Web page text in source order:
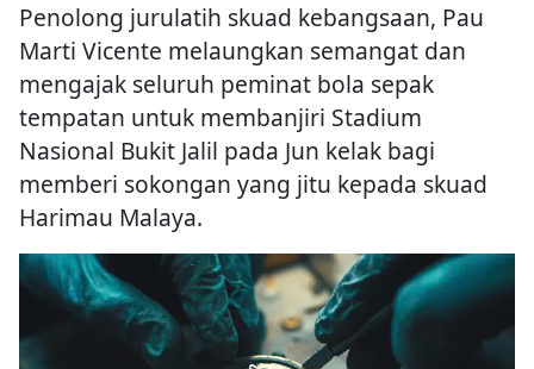
Penolong jurulatih skuad kebangsaan, Pau
Marti Vicente melaungkan semangat dan
mengajak seluruh peminat bola sepak
tempatan untuk membanjiri Stadium
Nasional Bukit Jalil pada Jun kelak bagi
memberi sokongan yang jitu kepada skuad
Harimau Malaya.